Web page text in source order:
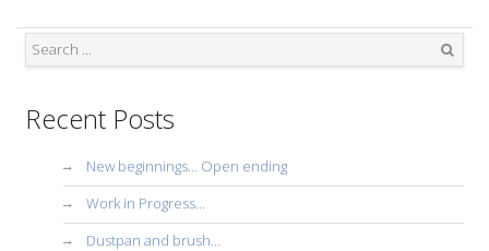
Recent Posts
New beginnings… Open ending
Work in Progress…
Dustpan and brush…